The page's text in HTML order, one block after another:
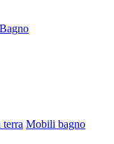
Mobili bagno